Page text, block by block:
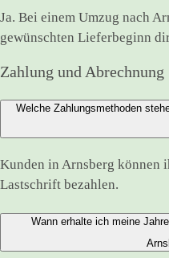
Ja. Bei einem Umzug nach
gewünschten Lieferbeginn
Zahlung und Abrechnung
Welche Zahlungsmethoden
Kunden in Arnsberg können
Lastschrift bezahlen.
Wann erhalte ich meine